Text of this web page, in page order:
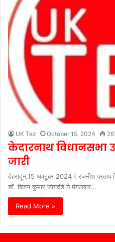
UK Tez October 15, 2024
केदारनाथ विधानसभा
जारी
देहरादून,15 अक्टूबर 2024 ( रजनीश प्रताप
डॉ. विजय कुमार जोगदंडे ने मंगलवार…
Read More »